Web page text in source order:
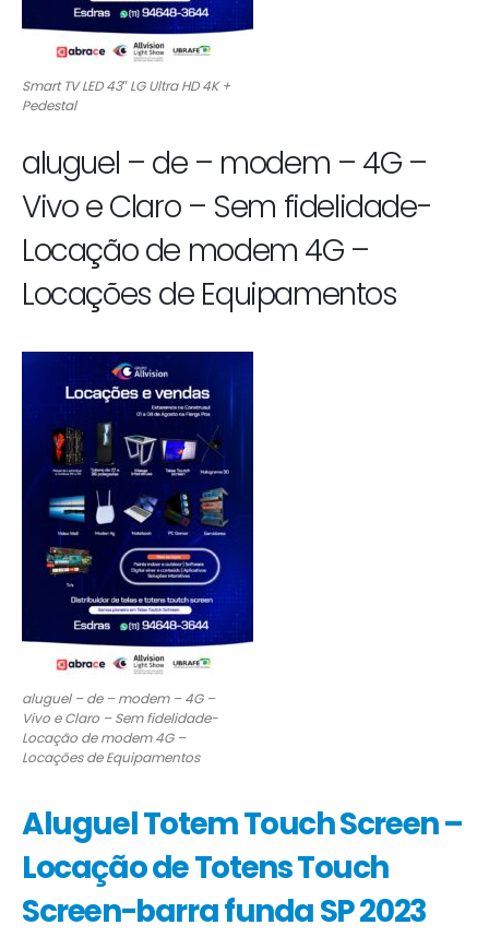
Smart TV LED 43″ LG Ultra HD 4K +
Pedestal
aluguel – de – modem – 4G –
Vivo e Claro – Sem fidelidade-
Locação de modem 4G –
Locações de Equipamentos
aluguel – de – modem – 4G –
Vivo e Claro – Sem fidelidade-
Locação de modem 4G –
Locações de Equipamentos
Aluguel Totem Touch Screen –
Locação de Totens Touch
Screen-barra funda SP 2023